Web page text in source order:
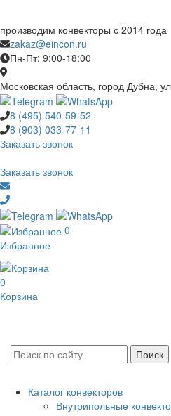
производим конвекторы с 2014 года
zakaz@eincon.ru
Пн-Пт: 9:00-18:00
Московская область, город Дубна,
8 (495) 540-59-52
8 (903) 033-77-11
Заказать звонок
Заказать звонок
0
Избранное
0
Корзина
Каталог конвекторов
Внутрипольные